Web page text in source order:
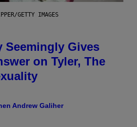
GETTY IMAGES
Seemingly Gives
on Tyler, The
Andrew Galiher